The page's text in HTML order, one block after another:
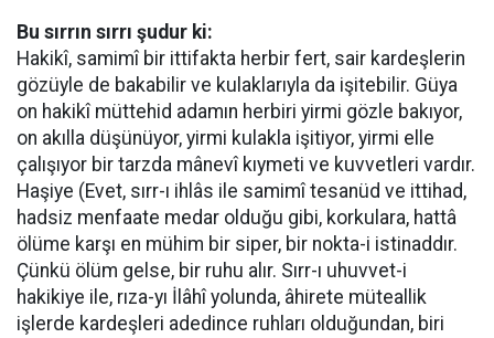
Bu sırrın sırrı şudur ki:
Hakikî, samimî bir ittifakta herbir fert, sair kardeşlerin
gözüyle de bakabilir ve kulaklarıyla da işitebilir. Güya
on hakikî müttehid adamın herbiri yirmi gözle bakıyor,
on akılla düşünüyor, yirmi kulakla işitiyor, yirmi elle
çalışıyor bir tarzda mânevî kıymeti ve kuvvetleri vardır.
Haşiye (Evet, sırr-ı ihlâs ile samimî tesanüd ve ittihad,
hadsiz menfaate medar olduğu gibi, korkulara, hattâ
ölüme karşı en mühim bir siper, bir nokta-i istinaddır.
Çünkü ölüm gelse, bir ruhu alır. Sırr-ı uhuvvet-i
hakikiye ile, rıza-yı İlâhî yolunda, âhirete müteallik
işlerde kardeşleri adedince ruhları olduğundan, biri